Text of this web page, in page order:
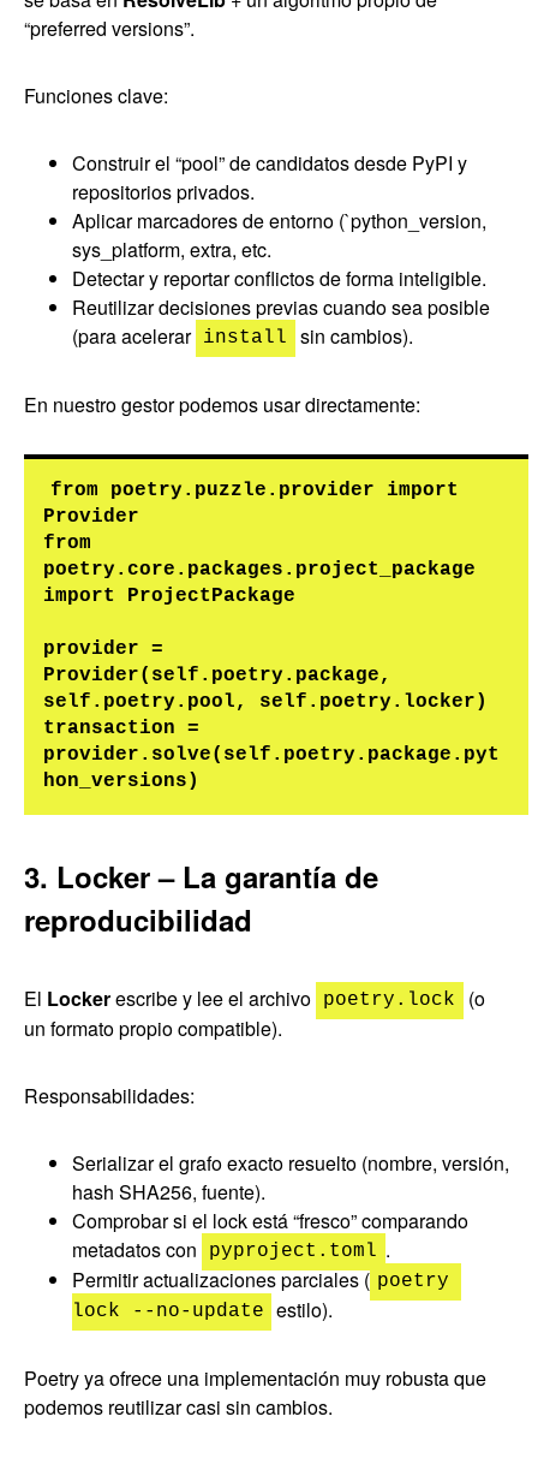
“preferred versions”.
Funciones clave:
Construir el “pool” de candidatos desde PyPI y
repositorios privados.
Aplicar marcadores de entorno (`python_version,
sys_platform, extra, etc.
Detectar y reportar conflictos de forma inteligible.
Reutilizar decisiones previas cuando sea posible
(para acelerar install sin cambios).
En nuestro gestor podemos usar directamente:
from poetry.puzzle.provider import
Provider
from
poetry.core.packages.project_package
import ProjectPackage
provider =
Provider(self.poetry.package,
self.poetry.pool, self.poetry.locker)
transaction =
provider.solve(self.poetry.package.pyt
3. Locker – La garantía de
reproducibilidad
El Lockerescribe y lee el archivo poetry.lock
(o
un formato propio compatible).
Responsabilidades:
Serializar el grafo exacto resuelto (nombre, versión,
hash SHA256, fuente).
Comprobar si el lock está “fresco” comparando
metadatos con
pyproject.toml .
Permitir actualizaciones parciales ( poetry
lock --no-update
estilo).
Poetry ya ofrece una implementación muy robusta que
podemos reutilizar casi sin cambios.